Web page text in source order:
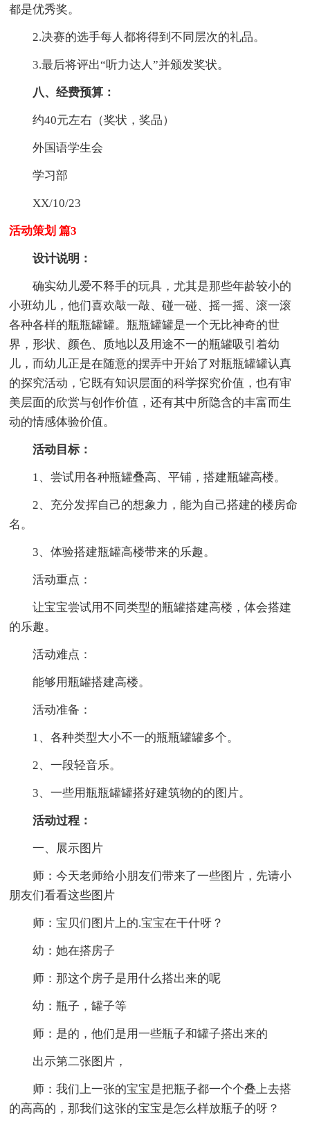
都是优秀奖。
2.决赛的选手每人都将得到不同层次的礼品。
3.最后将评出“听力达人”并颁发奖状。
八、经费预算：
约40元左右（奖状，奖品）
外国语学生会
学习部
XX/10/23
活动策划 篇3
设计说明：
确实幼儿爱不释手的玩具，尤其是那些年龄较小的
小班幼儿，他们喜欢敲一敲、碰一碰、摇一摇、滚一滚
各种各样的瓶瓶罐罐。瓶瓶罐罐是一个无比神奇的世
界，形状、颜色、质地以及用途不一的瓶罐吸引着幼
儿，而幼儿正是在随意的摆弄中开始了对瓶瓶罐罐认真
的探究活动，它既有知识层面的科学探究价值，也有审
美层面的欣赏与创作价值，还有其中所隐含的丰富而生
动的情感体验价值。
活动目标：
1、尝试用各种瓶罐叠高、平铺，搭建瓶罐高楼。
2、充分发挥自己的想象力，能为自己搭建的楼房命
名。
3、体验搭建瓶罐高楼带来的乐趣。
活动重点：
让宝宝尝试用不同类型的瓶罐搭建高楼，体会搭建
的乐趣。
活动难点：
能够用瓶罐搭建高楼。
活动准备：
1、各种类型大小不一的瓶瓶罐罐多个。
2、一段轻音乐。
3、一些用瓶瓶罐罐搭好建筑物的的图片。
活动过程：
一、展示图片
师：今天老师给小朋友们带来了一些图片，先请小
朋友们看看这些图片
师：宝贝们图片上的.宝宝在干什呀？
幼：她在搭房子
师：那这个房子是用什么搭出来的呢
幼：瓶子，罐子等
师：是的，他们是用一些瓶子和罐子搭出来的
出示第二张图片，
师：我们上一张的宝宝是把瓶子都一个个叠上去搭
的高高的，那我们这张的宝宝是怎么样放瓶子的呀？